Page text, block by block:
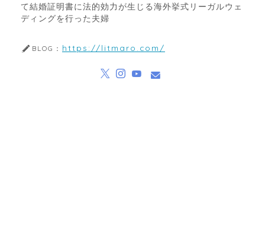
て結婚証明書に法的効力が生じる海外挙式リーガルウェ
ディングを行った夫婦
BLOG： https://litmaro.com/